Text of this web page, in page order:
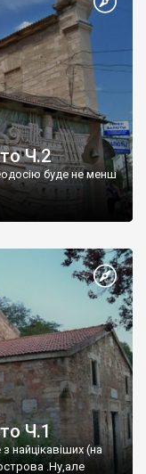
Ч.2
буде не менш
Ч.1
найцікавіших (на
.Ну,але